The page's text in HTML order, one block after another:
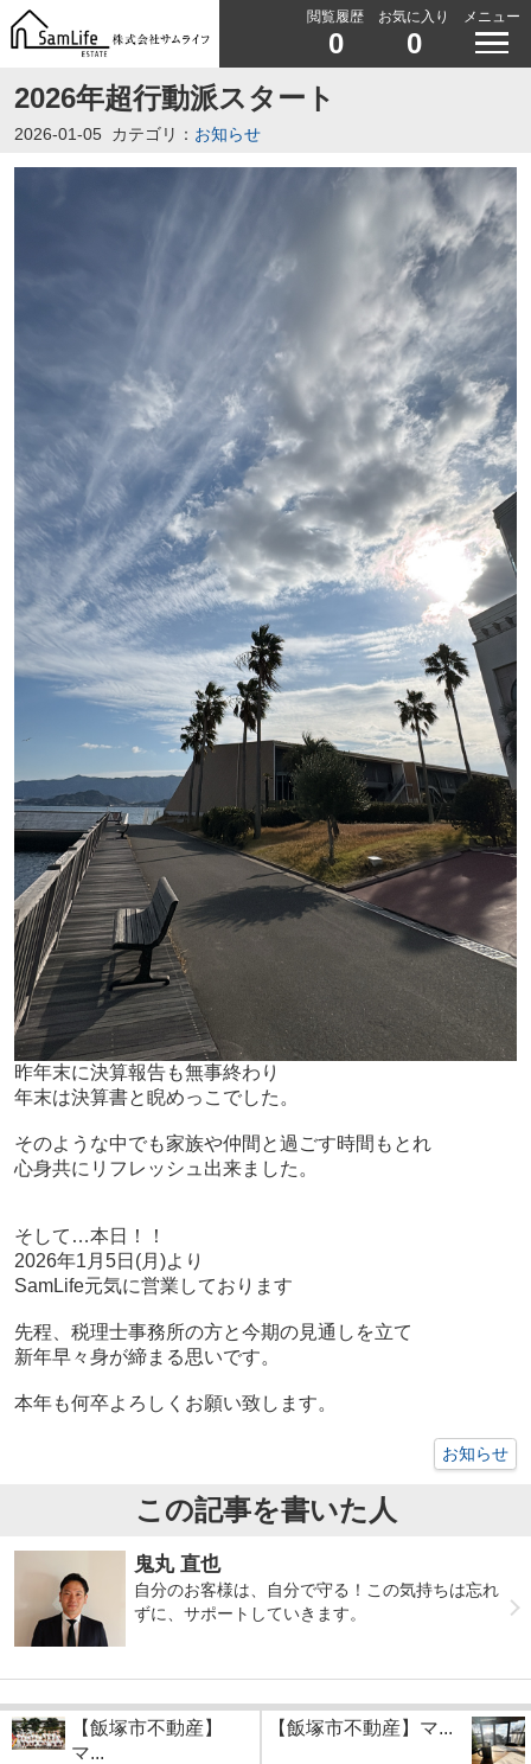
閲覧履歴
0
お気に入り
0
メニュー
2026年超行動派スタート
2026-01-05 カテゴリ： お知らせ
昨年末に決算報告も無事終わり
年末は決算書と睨めっこでした。
そのような中でも家族や仲間と過ごす時間もとれ
心身共にリフレッシュ出来ました。
そして…本日！！
2026年1 月 5日 (月 )より
SamLife元気に営業しております
先程、税理士事務所の方と今期の見通しを立て
新年早々身が締まる思いです。
本年も何卒よろしくお願い致します。
お知らせ
この記事を書いた人
鬼丸 直也
自分のお客様は、自分で守る！この気持ちは忘れ
ずに、サポートしていきます。
【飯塚市不動産】
マ...
【飯塚市不動産】マ...